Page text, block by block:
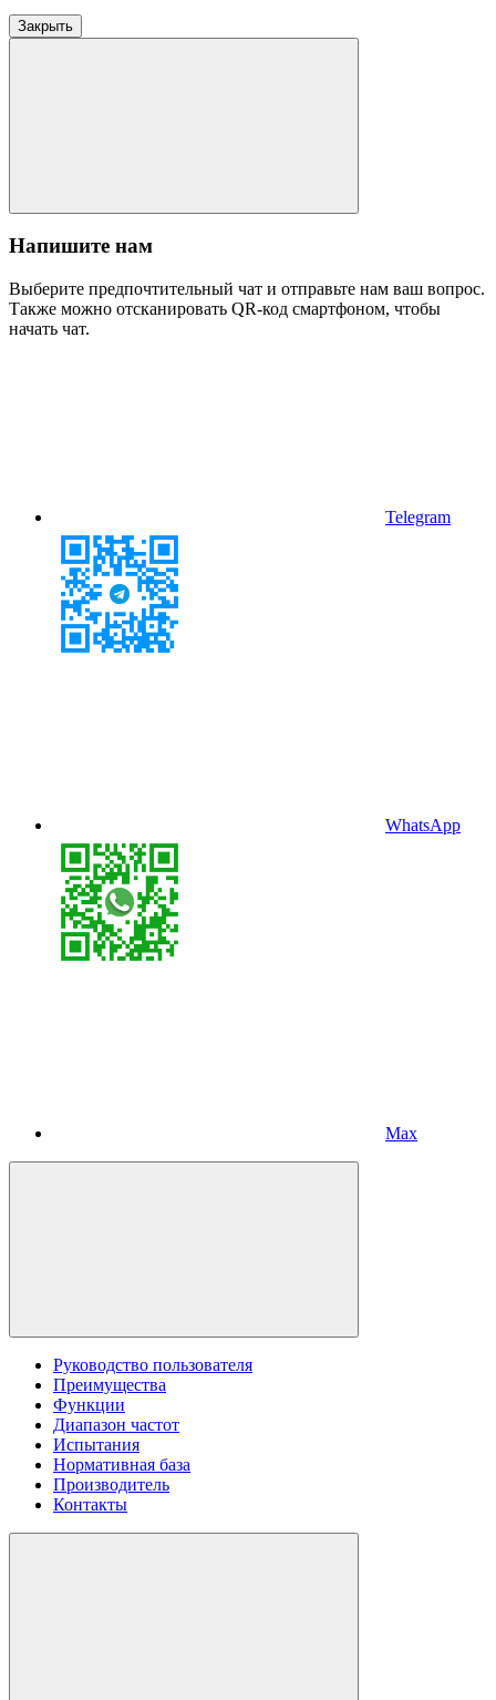
Закрыть
Напишите нам
Выберите предпочтительный чат и отправьте нам ваш вопрос.
Также можно отсканировать QR-код смартфоном, чтобы
начать чат.
Telegram
WhatsApp
Max
Руководство пользователя
Преимущества
Функции
Диапазон частот
Испытания
Нормативная база
Производитель
Контакты